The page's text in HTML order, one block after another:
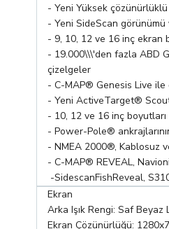
- Yeni Yüksek
- Yeni SideScan
- 9, 10, 12 ve 16 inç ekran
- 19.000\\\'den fazla ABD
çizelgeler
- C-MAP® Genesis Live ile
- Yeni ActiveTarget®
- 10, 12 ve 16 inç
- Power-Pole®
- NMEA 2000®, Kablosuz
- C-MAP® REVEAL,
-SidescanFishReveal,
Ekran
Arka Işık Rengi: Saf Beyaz
Ekran Çözünürlüğü: